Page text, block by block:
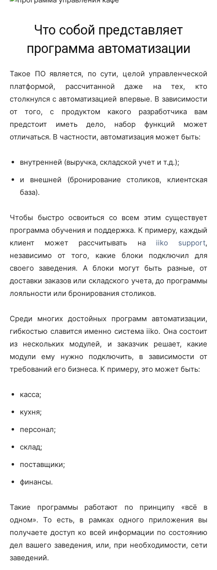
Что собой представляет
программа автоматизации
Такое ПО является, по сути, целой управленческой
платформой, рассчитанной даже на тех, кто
столкнулся с автоматизацией впервые. В зависимости
от того, с продуктом какого разработчика вам
предстоит иметь дело, набор функций может
отличаться. В частности, автоматизация может быть:
внутренней (выручка, складской учет и т.д.);
и внешней (бронирование столиков, клиентская
база).
Чтобы быстро освоиться со всем этим существует
программа обучения и поддержка. К примеру, каждый
клиент может рассчитывать на iiko support,
независимо от того, какие блоки подключил для
своего заведения. А блоки могут быть разные, от
доставки заказов или складского учета, до программы
лояльности или бронирования столиков.
Среди многих достойных программ автоматизации,
гибкостью славится именно система iiko. Она состоит
из нескольких модулей, и заказчик решает, какие
модули ему нужно подключить, в зависимости от
требований его бизнеса. К примеру, это может быть:
касса;
кухня;
персонал;
склад;
поставщики;
финансы.
Такие программы работают по принципу «всё в
одном». То есть, в рамках одного приложения вы
получаете доступ ко всей информации по состоянию
дел вашего заведения, или, при необходимости, сети
заведений.